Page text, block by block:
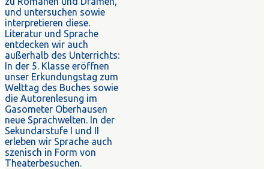
und untersuchen sowie
interpretieren diese.
Literatur und Sprache
entdecken wir auch
außerhalb des Unterrichts:
In der 5. Klasse eröffnen
unser Erkundungstag zum
Welttag des Buches sowie
die Autorenlesung im
Gasometer Oberhausen
neue Sprachwelten. In der
Sekundarstufe I und II
erleben wir Sprache auch
szenisch in Form von
Theaterbesuchen.